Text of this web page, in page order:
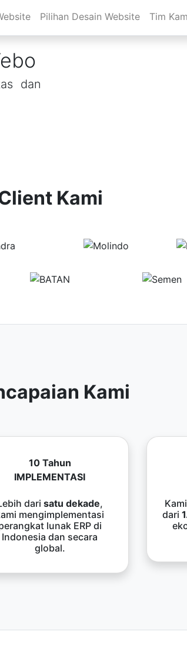
Pilihan Desain Website Tim
dan
Kami
Kami
10 Tahun
IMPLEMENTASI
dari satu dekade,
mengimplementasi
lunak ERP di
Indonesia dan secara
global.
dari